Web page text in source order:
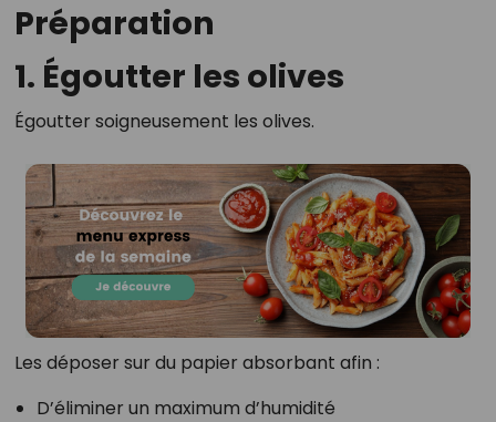
Préparation
1. Égoutter les olives
Égoutter soigneusement les olives.
Les déposer sur du papier absorbant afin :
D’éliminer un maximum d’humidité